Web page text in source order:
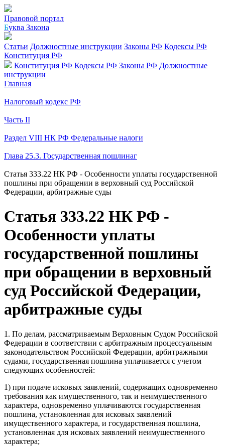
Правовой портал
Буква Закона
Статьи Должностные инструкции Законы РФ Кодексы РФ
Конституция РФ
Конституция РФ Кодексы РФ Законы РФ Должностные
инструкции
Главная
Налоговый кодекс РФ
Часть II
Раздел VIII НК РФ Федеральные налоги
Глава 25.3. Государственная пошлинаг
Статья 333.22 НК РФ - Особенности уплаты государственной
пошлины при обращении в верховный суд Российской
Федерации, арбитражные суды
Статья 333.22 НК РФ -
Особенности уплаты
государственной пошлины
при обращении в верховный
суд Российской Федерации,
арбитражные суды
1. По делам, рассматриваемым Верховным Судом Российской
Федерации в соответствии с арбитражным процессуальным
законодательством Российской Федерации, арбитражными
судами, государственная пошлина уплачивается с учетом
следующих особенностей:
1) при подаче исковых заявлений, содержащих одновременно
требования как имущественного, так и неимущественного
характера, одновременно уплачиваются государственная
пошлина, установленная для исковых заявлений
имущественного характера, и государственная пошлина,
установленная для исковых заявлений неимущественного
характера;